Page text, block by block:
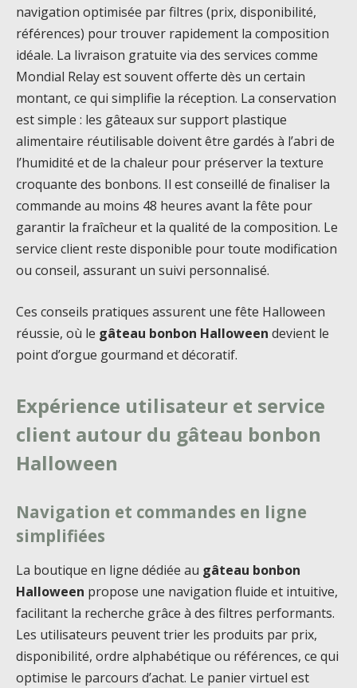
navigation optimisée par filtres (prix, disponibilité,
références) pour trouver rapidement la composition
idéale. La livraison gratuite via des services comme
Mondial Relay est souvent offerte dès un certain
montant, ce qui simplifie la réception. La conservation
est simple : les gâteaux sur support plastique
alimentaire réutilisable doivent être gardés à l’abri de
l’humidité et de la chaleur pour préserver la texture
croquante des bonbons. Il est conseillé de finaliser la
commande au moins 48 heures avant la fête pour
garantir la fraîcheur et la qualité de la composition. Le
service client reste disponible pour toute modification
ou conseil, assurant un suivi personnalisé.
Ces conseils pratiques assurent une fête Halloween
réussie, où le gâteau bonbon Halloween devient le
point d’orgue gourmand et décoratif.
Expérience utilisateur et service
client autour du gâteau bonbon
Halloween
Navigation et commandes en ligne
simplifiées
La boutique en ligne dédiée au gâteau bonbon
Halloween propose une navigation fluide et intuitive,
facilitant la recherche grâce à des filtres performants.
Les utilisateurs peuvent trier les produits par prix,
disponibilité, ordre alphabétique ou références, ce qui
optimise le parcours d’achat. Le panier virtuel est